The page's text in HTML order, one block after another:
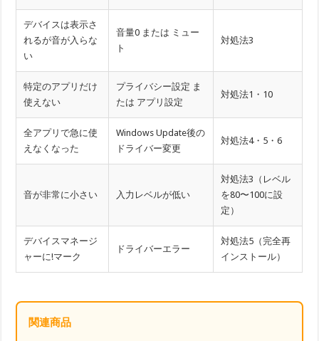
デバイスは表示さ
れるが音が入らな
い
音量0 または ミュー
ト
対処法3
特定のアプリだけ
使えない
プライバシー設定 ま
たは アプリ設定
対処法1・10
全アプリで急に使
えなくなった
Windows Update後の
ドライバー変更
対処法4・5・6
音が非常に小さい 入力レベルが低い
対処法3（レベル
を80〜100に設
定）
デバイスマネージ
ャーに!マーク
ドライバーエラー
対処法5（完全再
インストール）
関連商品